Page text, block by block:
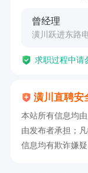
曾经理
潢川跃进东路
求职过程中请
潢川直聘安
本站所有信息均
由发布者承担；
信息均有欺诈嫌